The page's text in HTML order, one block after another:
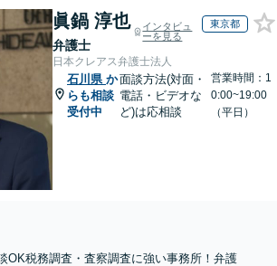
眞鍋 淳也
弁護士
インタビュ
ーを見る
東京都
日本クレアス弁護士法人
石川県 か
らも相談
受付中
面談方法(対面・
電話・ビデオな
ど)は応相談
営業時間：1
0:00~19:00
（平日）
OK税務調査・査察調査に強い事務所！弁護